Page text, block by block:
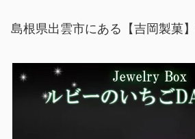
島根県出雲市にある【吉岡製菓